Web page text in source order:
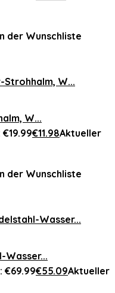
der Wunschliste
W...
€11.98Aktueller
der Wunschliste
Wasser...
€69.99€55.09Aktueller